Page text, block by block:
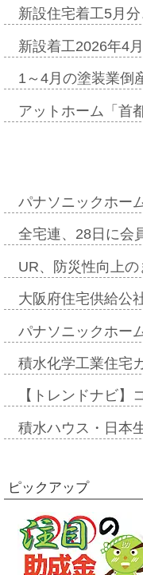
新設住宅着工5月
新設着工2026年4
1～4月の塗装業倒
アットホーム「首
パナソニックホー
全宅連、28日に会
UR、防災性向上
大阪府住宅供給公
パナソニックホー
積水化学工業住宅
【トレンドナビ
積水ハウス・日本
ピックアップ